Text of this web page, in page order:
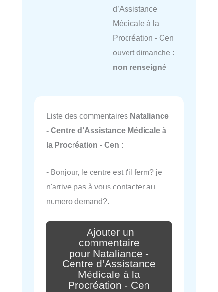
d’Assistance
Médicale à la
Procréation - Cen
ouvert dimanche :
non renseigné
Liste des commentaires Nataliance
- Centre d’Assistance Médicale à
la Procréation - Cen :
- Bonjour, le centre est t'il ferm? je
n'arrive pas à vous contacter au
numero demand?.
Ajouter un
commentaire
pour Nataliance -
Centre d’Assistance
Médicale à la
Procréation - Cen